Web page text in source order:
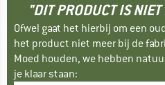
"DIT PRODUCT IS
Ofwel gaat het hierbij om een
het product niet meer bij de
Moed houden, we hebben
je klaar staan: